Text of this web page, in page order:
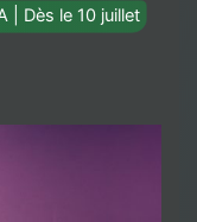
| Dès le 10 juillet